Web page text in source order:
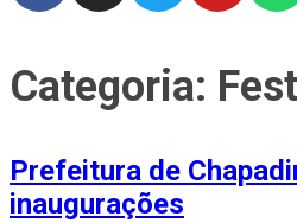
Categoria:
Prefeitura de
inaugurações